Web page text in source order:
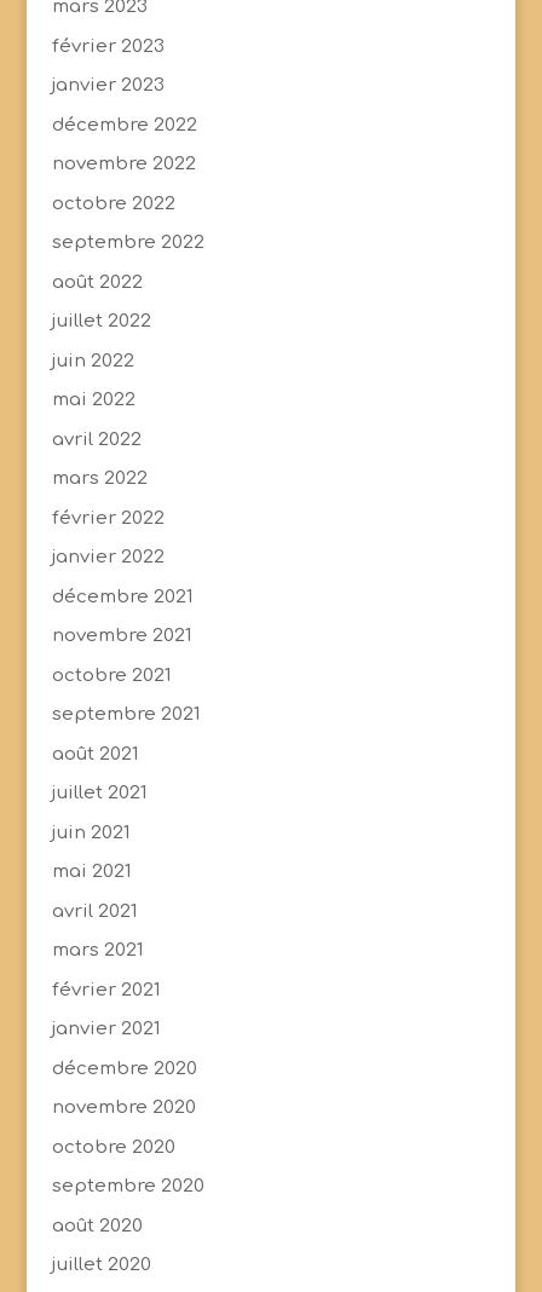
mars 2023
février 2023
janvier 2023
décembre 2022
novembre 2022
octobre 2022
septembre 2022
août 2022
juillet 2022
juin 2022
mai 2022
avril 2022
mars 2022
février 2022
janvier 2022
décembre 2021
novembre 2021
octobre 2021
septembre 2021
août 2021
juillet 2021
juin 2021
mai 2021
avril 2021
mars 2021
février 2021
janvier 2021
décembre 2020
novembre 2020
octobre 2020
septembre 2020
août 2020
juillet 2020